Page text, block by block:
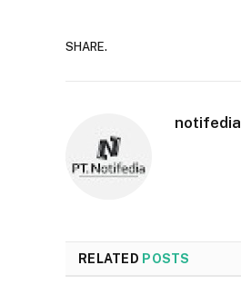
SHARE.
notifedia
RELATED POSTS